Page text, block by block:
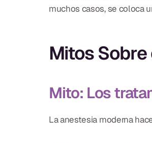
muchos casos, se coloca
Mitos
Mito: Los
La anestesia moderna